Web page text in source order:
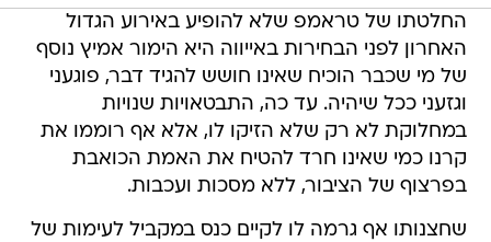
החלטתו של טראמפ שלא להופיע באירוע הגדול
האחרון לפני הבחירות באייווה היא הימור אמיץ נוסף
של מי שכבר הוכיח שאינו חושש להגיד דבר, פוגעני
וגזעני ככל שיהיה. עד כה, התבטאויות שנויות
במחלוקת לא רק שלא הזיקו לו, אלא אף רוממו את
קרנו כמי שאינו חרד להטיח את האמת הכואבת
בפרצוף של הציבור, ללא מסכות ועכבות.
שחצנותו אף גרמה לו לקיים כנס במקביל לעימות של